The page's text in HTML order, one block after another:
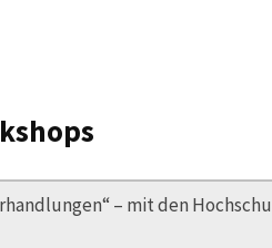
– mit den